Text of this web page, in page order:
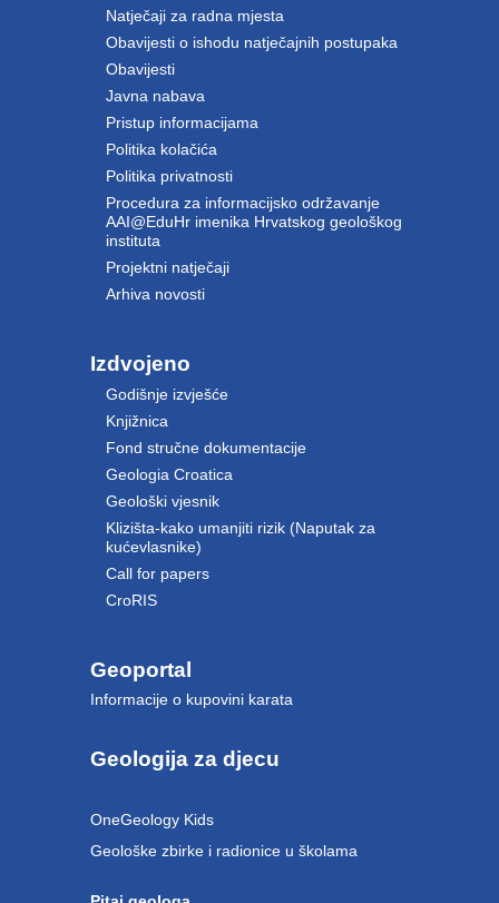
Natječaji za radna mjesta
Obavijesti o ishodu natječajnih postupaka
Obavijesti
Javna nabava
Pristup informacijama
Politika kolačića
Politika privatnosti
Procedura za informacijsko održavanje
AAI@EduHr imenika Hrvatskog geološkog
instituta
Projektni natječaji
Arhiva novosti
Izdvojeno
Godišnje izvješće
Knjižnica
Fond stručne dokumentacije
Geologia Croatica
Geološki vjesnik
Klizišta-kako umanjiti rizik (Naputak za
kućevlasnike)
Call for papers
CroRIS
Geoportal
Informacije o kupovini karata
Geologija za djecu
OneGeology Kids
Geološke zbirke i radionice u školama